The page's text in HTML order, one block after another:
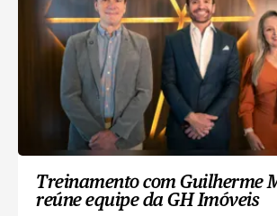
Treinamento com Guilherme
reúne equipe da GH Imóveis